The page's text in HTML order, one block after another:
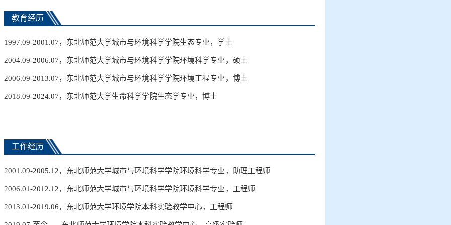
教育经历
1997.09-2001.07，东北师范大学城市与环境科学学院生态专业，学士
2004.09-2006.07，东北师范大学城市与环境科学学院环境科学专业，硕士
2006.09-2013.07，东北师范大学城市与环境科学学院环境工程专业，博士
2018.09-2024.07，东北师范大学生命科学学院生态学专业，博士
工作经历
2001.09-2005.12，东北师范大学城市与环境科学学院环境科学专业，助理工程师
2006.01-2012.12，东北师范大学城市与环境科学学院环境科学专业，工程师
2013.01-2019.06，东北师范大学环境学院本科实验教学中心，工程师